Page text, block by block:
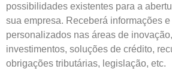
possibilidades existentes para a
sua empresa. Receberá informações
personalizados nas áreas de
investimentos, soluções de crédito,
obrigações tributárias, legislação, etc.